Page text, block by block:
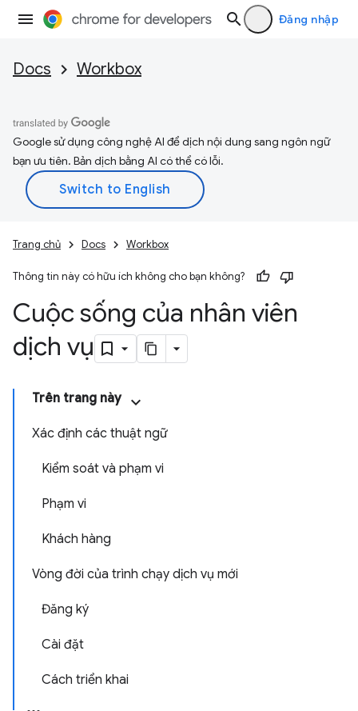
Đăng nhập
Docs Workbox
Google sử dụng công nghệ AI để dịch nội dung sang ngôn ngữ
bạn ưu tiên. Bản dịch bằng AI có thể có lỗi.
Trang chủ Docs Workbox
Thông tin này có hữu ích không cho bạn không?
Cuộc sống của nhân viên
dịch vụ
Trên trang này
Xác định các thuật ngữ
Kiểm soát và phạm vi
Phạm vi
Khách hàng
Vòng đời của trình chạy dịch vụ mới
Đăng ký
Cài đặt
Cách triển khai